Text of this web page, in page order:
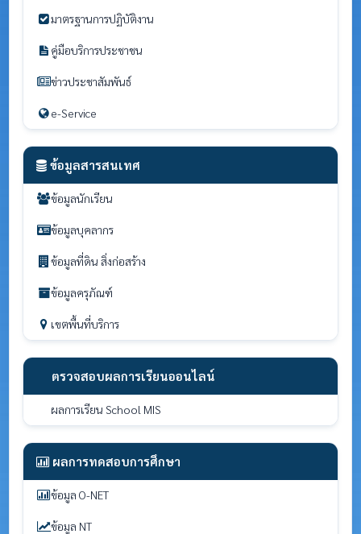
มาตรฐานการปฏิบัติงาน
คู่มือบริการประชาชน
ข่าวประชาสัมพันธ์
e-Service
ข้อมูลสารสนเทศ
ข้อมูลนักเรียน
ข้อมูลบุคลากร
ข้อมูลที่ดิน สิ่งก่อสร้าง
ข้อมูลครุภัณฑ์
เขตพื้นที่บริการ
ตรวจสอบผลการเรียนออนไลน์
ผลการเรียน School MIS
ผลการทดสอบการศึกษา
ข้อมูล O-NET
ข้อมูล NT